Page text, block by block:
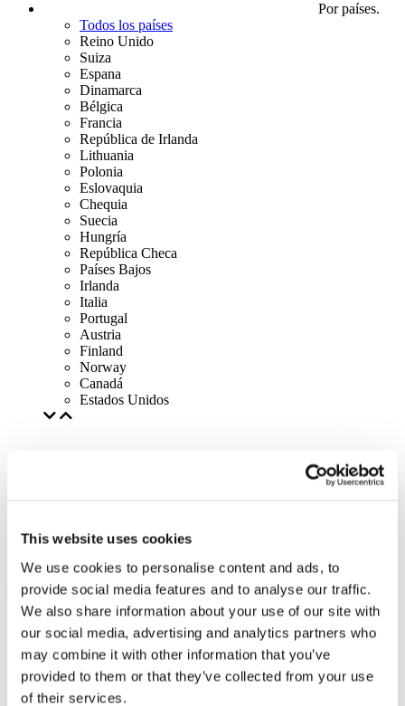
This website uses cookies
We use cookies to personalise content and ads, to
provide social media features and to analyse our traffic.
We also share information about your use of our site with
our social media, advertising and analytics partners who
may combine it with other information that you’ve
provided to them or that they’ve collected from your use
of their services.
Por países.
Todos los países
Reino Unido
Suiza
Espana
Dinamarca
Bélgica
Francia
República de Irlanda
Lithuania
Polonia
Eslovaquia
Chequia
Suecia
Hungría
República Checa
Países Bajos
Irlanda
Italia
Portugal
Austria
Finland
Norway
Canadá
Estados Unidos